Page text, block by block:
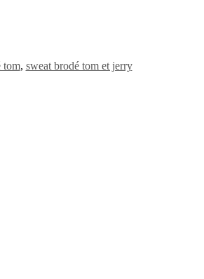
tom, sweat brodé tom et jerry